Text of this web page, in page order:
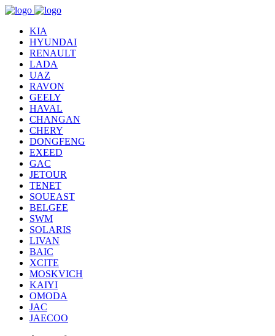
KIA
HYUNDAI
RENAULT
LADA
UAZ
RAVON
GEELY
HAVAL
CHANGAN
CHERY
DONGFENG
EXEED
GAC
JETOUR
TENET
SOUEAST
BELGEE
SWM
SOLARIS
LIVAN
BAIC
XCITE
MOSKVICH
KAIYI
OMODA
JAC
JAECOO